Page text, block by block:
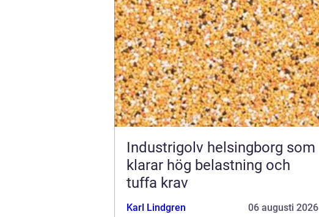
Industrigolv helsingborg som
klarar hög belastning och
tuffa krav
Karl Lindgren 06 augusti 2026